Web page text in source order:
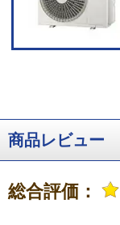
トプラス】Xシリーズ
す。手動運転のみ。
掃除で約10％の省エネ
リがたまっているよう
にも搭載／プラズマイ
空清」とは異なる。
風運転した後の通風路
ステンレスフラップ】
せん。JIS Z 2801定量
商品レビュー
総合評価：